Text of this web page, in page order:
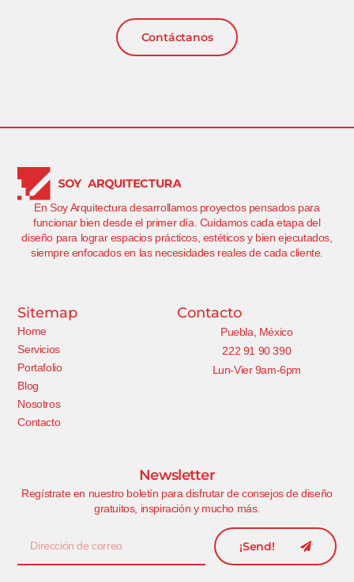
Contáctanos
En Soy Arquitectura desarrollamos proyectos pensados para
funcionar bien desde el primer día. Cuidamos cada etapa del
diseño para lograr espacios prácticos, estéticos y bien ejecutados,
siempre enfocados en las necesidades reales de cada cliente.
Sitemap
Home
Servicios
Portafolio
Blog
Nosotros
Contacto
Contacto
Puebla, México
222 91 90 390
Lun-Vier 9am-6pm
Newsletter
Regístrate en nuestro boletín para disfrutar de consejos de diseño
gratuitos, inspiración y mucho más.
¡Send!